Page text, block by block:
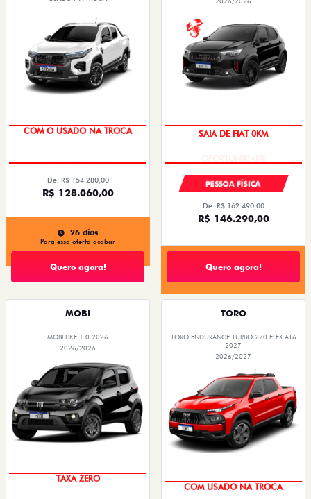
COM O USADO NA TROCA
De: R$ 154.280,00
R$ 128.060,00
26 dias
Para essa oferta acabar
Quero agora!
SAIA DE FIAT 0KM
PESSOA FÍSICA
De: R$ 162.490,00
R$ 146.290,00
Quero agora!
MOBI
MOBI LIKE 1.0 2026
2026/2026
TAXA ZERO
TORO
TORO ENDURANCE TURBO 270 FLEX AT6
2027
2026/2027
COM USADO NA TROCA